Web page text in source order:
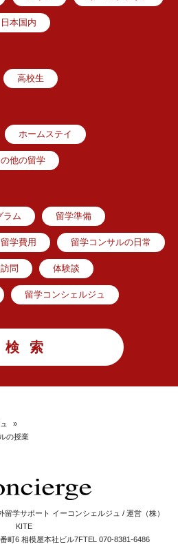
日本国内
高校生
ホームステイ
他の留学
ラム 留学準備
留学費用 留学コンサルの日常
問 体験談
留学コンシェルジュ
»
の授業
学サポート イーコンシェルジュ / 運営（株）
KITE
町6 相模屋本社ビル7FTEL 070-8381-6486